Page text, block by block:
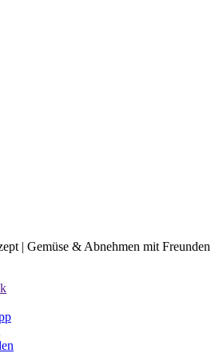
| Gemüse & Abnehmen mit Freunden